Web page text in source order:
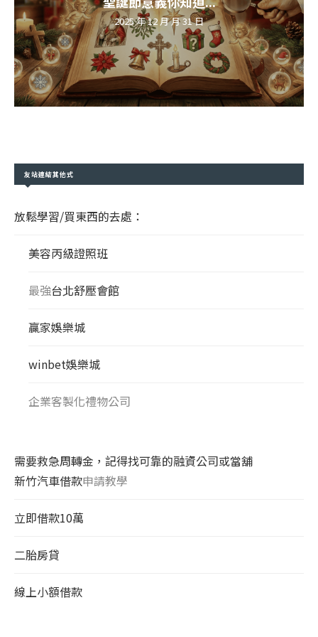
2025 年 12 月 月 31 日
友站連結其他式
放鬆學習/買東西的去處：
美容丙級證照班
最強台北舒壓會館
贏家娛樂城
winbet娛樂城
企業客製化禮物公司
需要救急周轉金，記得找可靠的融資公司或當舖
新竹汽車借款申請教學
立即借款10萬
二胎房貸
線上小額借款